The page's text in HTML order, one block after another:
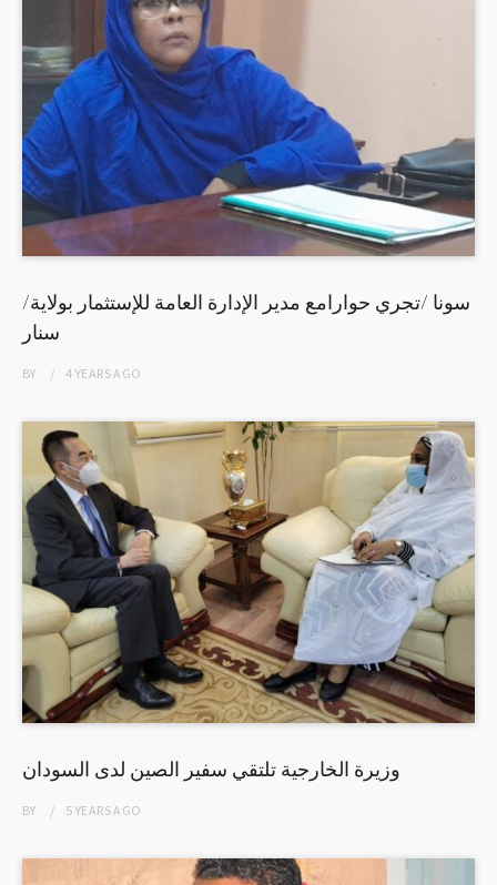
/سونا /تجري حوارامع مدير الإدارة العامة للإستثمار بولاية
سنار
BY 4 YEARSAGO
وزيرة الخارجية تلتقي سفير الصين لدى السودان
BY 5 YEARSAGO